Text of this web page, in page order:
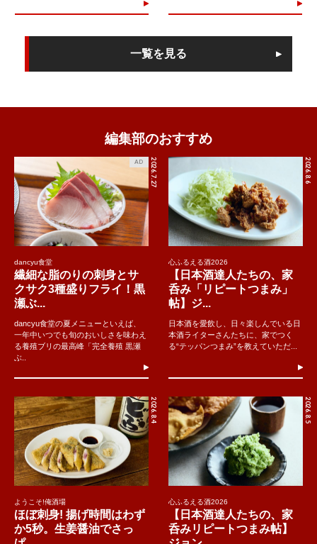
一覧を見る
編集部のおすすめ
2026.7.27
AD
dancyu食堂
繊細な脂のりの刺身とサ
クサク3種盛りフライ！黒
瀬ぶ...
dancyu食堂の夏メニューといえば、
一年中いつでも旬のおいしさを味わえ
る養殖ブリの最高峰「完全養殖 黒瀬
ぶ..
2026.8.6
心ふるえる酒2026
【日本酒達人たちの、家
呑み「リピートつまみ」
帖】ジ...
日本酒を愛飲し、日々楽しんでいる日
本酒ライターさんたちに、家でつく
る“テッパンつまみ”を教えていただ...
2026.8.4
ようこそ!俺酒場
ほぼ刺身! 揚げ時間はわず
か5秒。生姜醤油でさっ
2026.8.5
心ふるえる酒2026
【日本酒達人たちの、家
呑みリピートつまみ帖】